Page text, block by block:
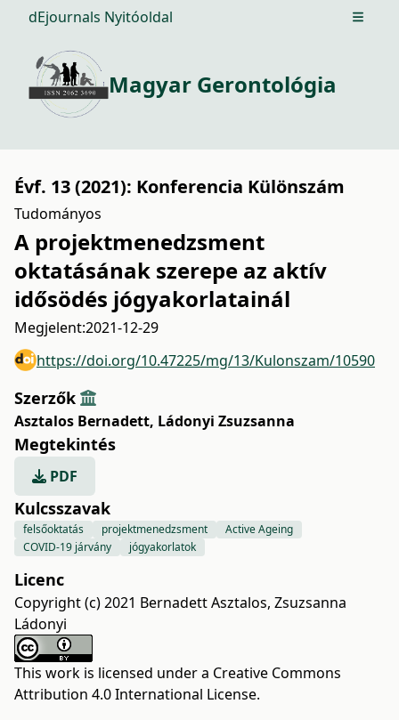
dEjournals Nyitóoldal Open
Magyar Gerontológia
Évf. 13 (2021): Konferencia Különszám
Tudományos
A projektmenedzsment
oktatásának szerepe az aktív
idősödés jógyakorlatainál
Megjelent:2021-12-29
https://doi.org/10.47225/mg/13/Kulonszam/10590
Szerzők
Asztalos Bernadett, Ládonyi Zsuzsanna
Megtekintés
PDF
Kulcsszavak
felsőoktatás projektmenedzsment
Active Ageing
COVID-19 járvány
jógyakorlatok
Licenc
Copyright (c) 2021 Bernadett Asztalos, Zsuzsanna
Ládonyi
This work is licensed under a Creative Commons
Attribution 4.0 International License.